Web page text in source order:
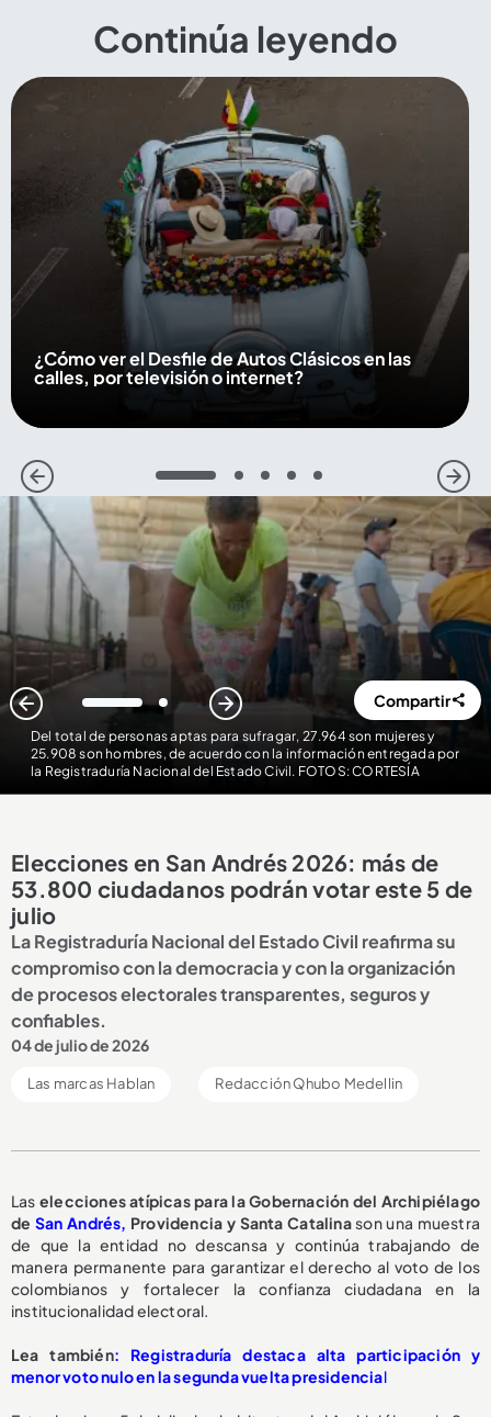
Continúa leyendo
¿Cómo ver el Desfile de Autos Clásicos en las
calles, por televisión o internet?
1 2 3 4 5
Del total de personas aptas para sufragar, 27.964 son mujeres y
25.908 son hombres, de acuerdo con la información entregada por
la Registraduría Nacional del Estado Civil. FOTOS: CORTESÍA
1 2 Compartir
Elecciones en San Andrés 2026: más de
53.800 ciudadanos podrán votar este 5 de
julio
La Registraduría Nacional del Estado Civil reafirma su
compromiso con la democracia y con la organización
de procesos electorales transparentes, seguros y
confiables.
04 de julio de 2026
Las marcas Hablan Redacción Qhubo Medellin
Las elecciones atípicas para la Gobernación del Archipiélago
de San Andrés, Providencia y Santa Catalinason una muestra
de que la entidad no descansa y continúa trabajando de
manera permanente para garantizar el derecho al voto de los
colombianos y fortalecer la confianza ciudadana en la
institucionalidad electoral.
Lea también: Registraduría destaca alta participación y
menor voto nulo en la segunda vuelta presidencial